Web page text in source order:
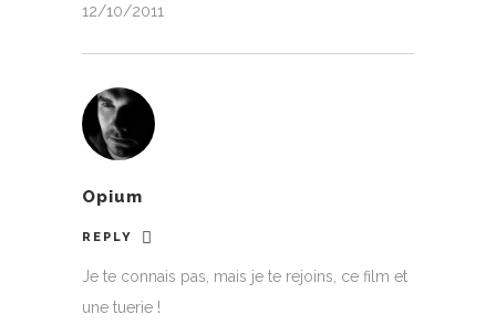
12/10/2011
Opium
REPLY
Je te connais pas, mais je te rejoins, ce film et
une tuerie !